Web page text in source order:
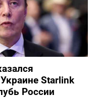
Starlink
России